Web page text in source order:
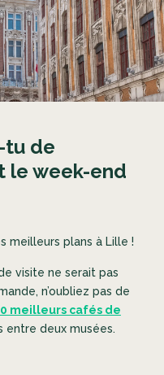
tu de
le week-end
meilleurs plans à Lille !
visite ne serait pas
n’oubliez pas de
meilleurs cafés de
entre deux musées.